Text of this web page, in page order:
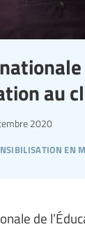
au
en
2020
de